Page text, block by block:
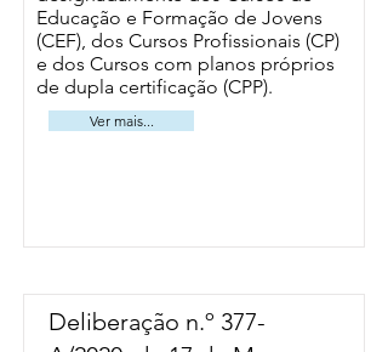
Educação e Formação de Jovens
(CEF), dos Cursos Profissionais (CP)
e dos Cursos com planos próprios
de dupla certificação (CPP).
Ver mais...
Deliberação n.º 377-